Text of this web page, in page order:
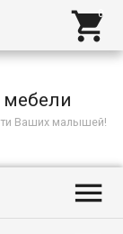

мебели
Ваших малышей!
